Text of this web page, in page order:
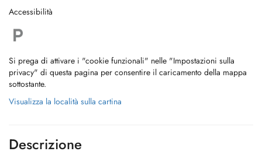
Accessibilità
Si prega di attivare i "cookie funzionali" nelle "Impostazioni sulla
privacy" di questa pagina per consentire il caricamento della mappa
sottostante.
Visualizza la località sulla cartina
Descrizione